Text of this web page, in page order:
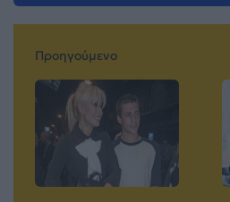
Προηγούμενο